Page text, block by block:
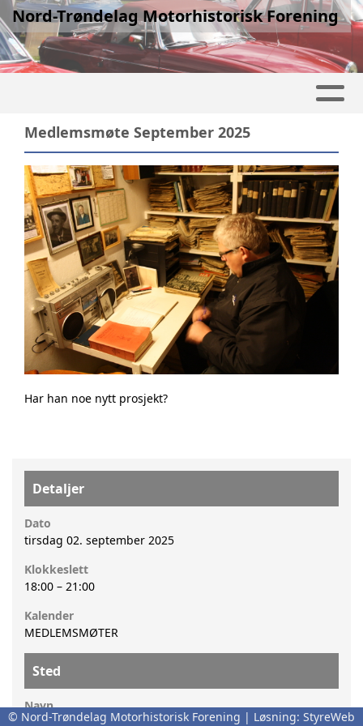
Nord-Trøndelag Motorhistorisk Forening
Medlemsmøte September 2025
Har han noe nytt prosjekt?
Detaljer
Dato
tirsdag 02. september 2025
Klokkeslett
18:00 – 21:00
Kalender
MEDLEMSMØTER
Sted
Navn
Kjell Ivar Haltvik
© Nord-Trøndelag Motorhistorisk Forening | Løsning: StyreWeb